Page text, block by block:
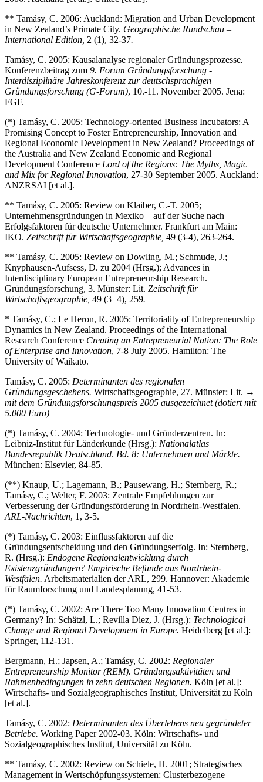
** Tamásy, C. 2006: Auckland: Migration and Urban Development
in New Zealand’s Primate City. Geographische Rundschau –
International Edition, 2 (1), 32-37.
Tamásy, C. 2005: Kausalanalyse regionaler Gründungsprozesse.
Konferenzbeitrag zum 9. Forum Gründungsforschung -
Interdisziplinäre Jahreskonferenz zur deutschsprachigen
Gründungsforschung (G-Forum), 10.-11. November 2005. Jena:
FGF.
(*) Tamásy, C. 2005: Technology-oriented Business Incubators: A
Promising Concept to Foster Entrepreneurship, Innovation and
Regional Economic Development in New Zealand? Proceedings of
the Australia and New Zealand Economic and Regional
Development Conference Lord of the Regions: The Myths, Magic
and Mix for Regional Innovation, 27-30 September 2005. Auckland:
ANZRSAI [et al.].
** Tamásy, C. 2005: Review on Klaiber, C.-T. 2005;
Unternehmensgründungen in Mexiko – auf der Suche nach
Erfolgsfaktoren für deutsche Unternehmer. Frankfurt am Main:
IKO. Zeitschrift für Wirtschaftsgeographie, 49 (3-4), 263-264.
** Tamásy, C. 2005: Review on Dowling, M.; Schmude, J.;
Knyphausen-Aufsess, D. zu 2004 (Hrsg.); Advances in
Interdisciplinary European Entrepreneurship Research.
Gründungsforschung, 3. Münster: Lit. Zeitschrift für
Wirtschaftsgeographie, 49 (3+4), 259.
* Tamásy, C.; Le Heron, R. 2005: Territoriality of Entrepreneurship
Dynamics in New Zealand. Proceedings of the International
Research Conference Creating an Entrepreneurial Nation: The Role
of Enterprise and Innovation, 7-8 July 2005. Hamilton: The
University of Waikato.
Tamásy, C. 2005: Determinanten des regionalen
Gründungsgeschehens. Wirtschaftsgeographie, 27. Münster: Lit. →
mit dem Gründungsforschungspreis 2005 ausgezeichnet (dotiert mit
5.000 Euro)
(*) Tamásy, C. 2004: Technologie- und Gründerzentren. In:
Leibniz-Institut für Länderkunde (Hrsg.): Nationalatlas
Bundesrepublik Deutschland. Bd. 8: Unternehmen und Märkte.
München: Elsevier, 84-85.
(**) Knaup, U.; Lagemann, B.; Pausewang, H.; Sternberg, R.;
Tamásy, C.; Welter, F. 2003: Zentrale Empfehlungen zur
Verbesserung der Gründungsförderung in Nordrhein-Westfalen.
ARL-Nachrichten, 1, 3-5.
(*) Tamásy, C. 2003: Einflussfaktoren auf die
Gründungsentscheidung und den Gründungserfolg. In: Sternberg,
R. (Hrsg.): Endogene Regionalentwicklung durch
Existenzgründungen? Empirische Befunde aus Nordrhein-
Westfalen. Arbeitsmaterialien der ARL, 299. Hannover: Akademie
für Raumforschung und Landesplanung, 41-53.
(*) Tamásy, C. 2002: Are There Too Many Innovation Centres in
Germany? In: Schätzl, L.; Revilla Diez, J. (Hrsg.): Technological
Change and Regional Development in Europe. Heidelberg [et al.]:
Springer, 112-131.
Bergmann, H.; Japsen, A.; Tamásy, C. 2002: Regionaler
Entrepreneurship Monitor (REM). Gründungsaktivitäten und
Rahmenbedingungen in zehn deutschen Regionen. Köln [et al.]:
Wirtschafts- und Sozialgeographisches Institut, Universität zu Köln
[et al.].
Tamásy, C. 2002: Determinanten des Überlebens neu gegründeter
Betriebe. Working Paper 2002-03. Köln: Wirtschafts- und
Sozialgeographisches Institut, Universität zu Köln.
** Tamásy, C. 2002: Review on Schiele, H. 2001; Strategisches
Management in Wertschöpfungssystemen: Clusterbezogene